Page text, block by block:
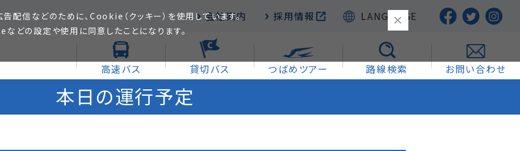
配信などのために、Cookie（クッキー）を使用しています。
どの設定や使用に同意したことになります。
会社案内 採用情報 LANGUAGE
高速バス 貸切バス つばめツアー 路線検索 お問い合わせ
本日の運行予定